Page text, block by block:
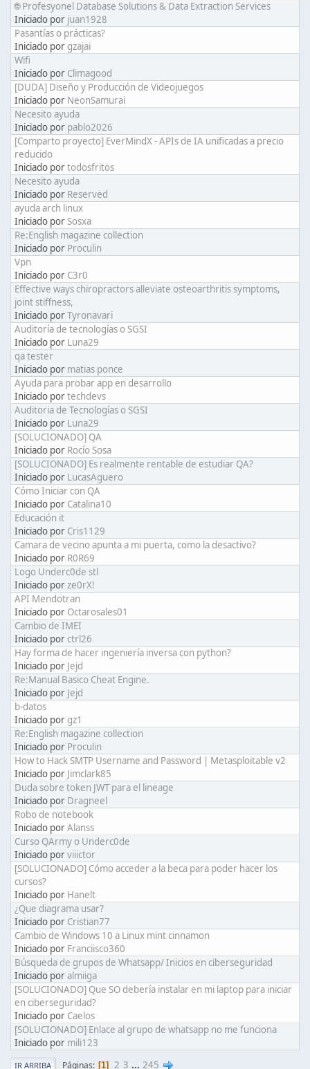
🌐 Profesyonel Database Solutions & Data Extraction Services
Iniciado por juan1928
Pasantías o prácticas?
Iniciado por gzajai
Wifi
Iniciado por Climagood
[DUDA] Diseño y Producción de Videojuegos
Iniciado por NeonSamurai
Necesito ayuda
Iniciado por pablo2026
[Comparto proyecto] EverMindX - APIs de IA unificadas a precio
reducido
Iniciado portodosfritos
Necesito ayuda
Iniciado por Reserved
ayuda arch linux
Iniciado por Sosxa
Re:English magazine collection
Iniciado por Proculin
Vpn
Iniciado por C3r0
Effective ways chiropractors alleviate osteoarthritis symptoms,
joint stiffness,
Iniciado porTyronavari
Auditoría de tecnologías o SGSI
Iniciado por Luna29
qa tester
Iniciado por matias ponce
Ayuda para probar app en desarrollo
Iniciado portechdevs
Auditoria de Tecnologías o SGSI
Iniciado por Luna29
[SOLUCIONADO] QA
Iniciado por Rocío Sosa
[SOLUCIONADO] Es realmente rentable de estudiar QA?
Iniciado por LucasAguero
Cómo Iniciar con QA
Iniciado por Catalina10
Educación it
Iniciado por Cris1129
Camara de vecino apunta a mi puerta, como la desactivo?
Iniciado por R0R69
Logo Underc0de stl
Iniciado porze0rX!
API Mendotran
Iniciado por Octarosales01
Cambio de IMEI
Iniciado por ctrl26
Hay forma de hacer ingeniería inversa con python?
Iniciado por Jejd
Re:Manual Basico Cheat Engine.
Iniciado por Jejd
b-datos
Iniciado por gz1
Re:English magazine collection
Iniciado por Proculin
How to Hack SMTP Username and Password | Metasploitable v2
Iniciado por Jimclark85
Duda sobre token JWT para el lineage
Iniciado por Dragneel
Robo de notebook
Iniciado porAlanss
Curso QArmy o Underc0de
Iniciado porviiictor
[SOLUCIONADO] Cómo acceder a la beca para poder hacer los
cursos?
Iniciado por Hanelt
¿Que diagrama usar?
Iniciado por Cristian77
Cambio de Windows 10 a Linux mint cinnamon
Iniciado por Franciisco360
Búsqueda de grupos de Whatsapp/ Inicios en ciberseguridad
Iniciado poralmiiga
[SOLUCIONADO] Que SO debería instalar en mi laptop para iniciar
en ciberseguridad?
Iniciado por Caelos
[SOLUCIONADO] Enlace al grupo de whatsapp no me funciona
Iniciado por mili123
IR ARRIBA Páginas 1 2 3 ... 245